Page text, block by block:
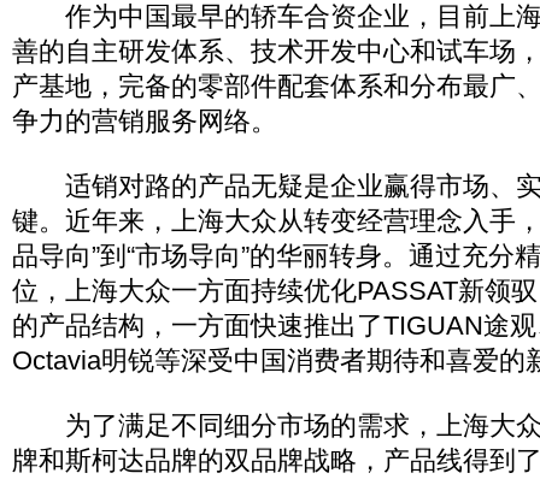
作为中国最早的轿车合资企业，目前上
善的自主研发体系、技术开发中心和试车场
产基地，完备的零部件配套体系和分布最广
争力的营销服务网络。
适销对路的产品无疑是企业赢得市场、
键。近年来，上海大众从转变经营理念入手
品导向”到“市场导向”的华丽转身。通过充分
位，上海大众一方面持续优化PASSAT新领
的产品结构，一方面快速推出了TIGUAN途
Octavia明锐等深受中国消费者期待和喜爱的
为了满足不同细分市场的需求，上海大
牌和斯柯达品牌的双品牌战略，产品线得到